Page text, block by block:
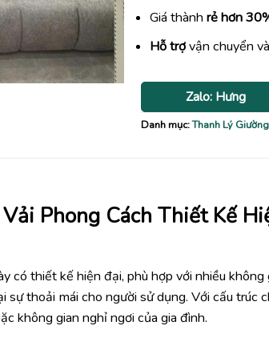
Giá thànhrẻ hơn
Hỗ trợvận chuyển
Zalo: Hưng
Danh mục:Thanh Lý
Phong Cách Thiết Kế
có thiết kế hiện đại, phù hợp với nhiều không
sự thoải mái cho người sử dụng. Với cấu trúc
không gian nghỉ ngơi của gia đình.